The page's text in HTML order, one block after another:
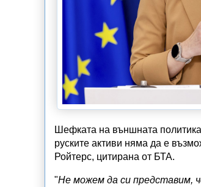
Шефката на външната
руските активи няма да е
Ройтерс, цитирана от БТА.
"Не можем да си представим,